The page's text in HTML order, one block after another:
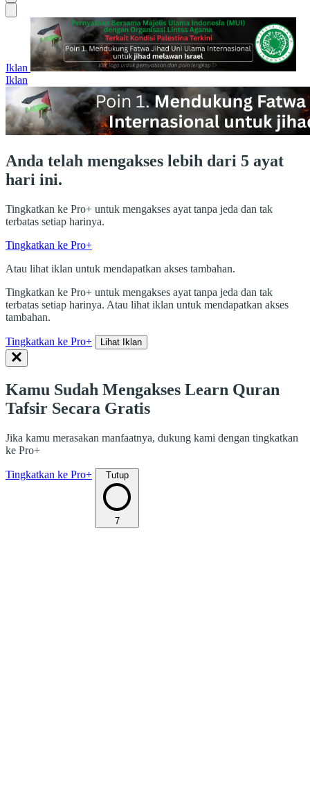
Iklan
Iklan
Anda telah mengakses lebih dari 5 ayat
hari ini.
Tingkatkan ke Pro+ untuk mengakses ayat tanpa jeda dan tak
terbatas setiap harinya.
Tingkatkan ke Pro+
Atau lihat iklan untuk mendapatkan akses tambahan.
Tingkatkan ke Pro+ untuk mengakses ayat tanpa jeda dan tak
terbatas setiap harinya. Atau lihat iklan untuk mendapatkan akses
tambahan.
Tingkatkan ke Pro+ Lihat Iklan
Kamu Sudah Mengakses Learn Quran
Tafsir Secara Gratis
Jika kamu merasakan manfaatnya, dukung kami dengan tingkatkan
ke Pro+
Tingkatkan ke Pro+ Tutup
7